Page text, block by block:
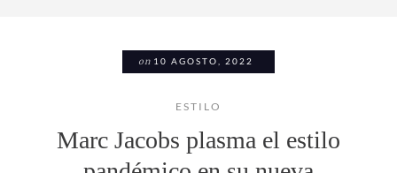
on 10 AGOSTO, 2022
ESTILO
Marc Jacobs plasma el estilo